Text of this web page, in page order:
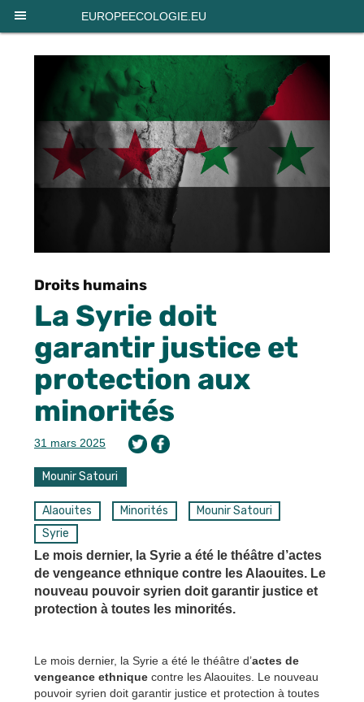
EUROPEECOLOGIE.EU
Droits humains
La Syrie doit
garantir justice et
protection aux
minorités
31 mars 2025
Mounir Satouri
Alaouites Minorités
Mounir Satouri
Syrie
Le mois dernier, la Syrie a été le théâtre d’actes
de vengeance ethnique contre les Alaouites. Le
nouveau pouvoir syrien doit garantir justice et
protection à toutes les minorités.
Le mois dernier, la Syrie a été le théâtre d’actes de
vengeance ethnique contre les Alaouites. Le nouveau
pouvoir syrien doit garantir justice et protection à toutes